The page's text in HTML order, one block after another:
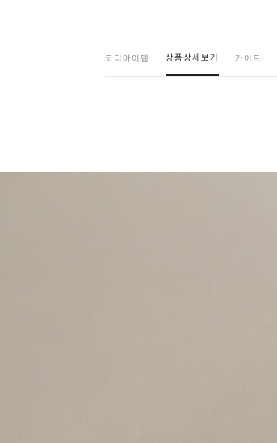
코디아이템 상품상세보기 가이드